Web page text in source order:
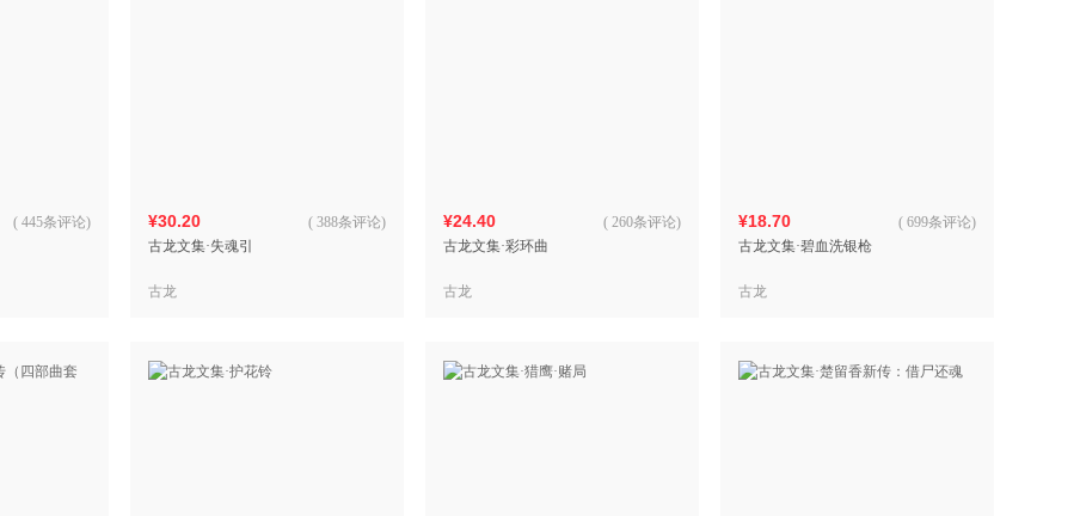
( 445条评论) ¥30.20
古龙文集·失魂引
( 388条评论)
古龙
¥24.40
古龙文集·彩环曲
( 260条评论)
古龙
¥18.70
古龙文集·碧血洗银枪
( 699条评论)
古龙